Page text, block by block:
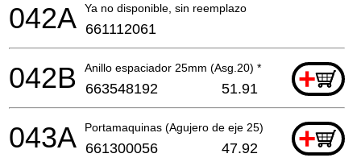
Ya no disponible, sin reemplazo
042A 661112061
Anillo espaciador 25mm (Asg.20) * +
042B 663548192 51.91
Portamaquinas (Agujero de eje 25) * +
043A 661300056 47.92